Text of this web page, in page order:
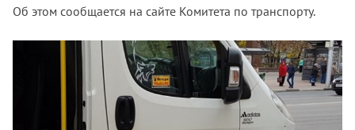
Об этом сообщается на сайте Комитета по транспорту.